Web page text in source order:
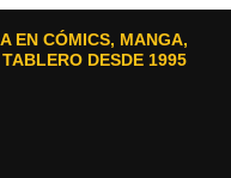
EN CÓMICS, MANGA,
DESDE 1995